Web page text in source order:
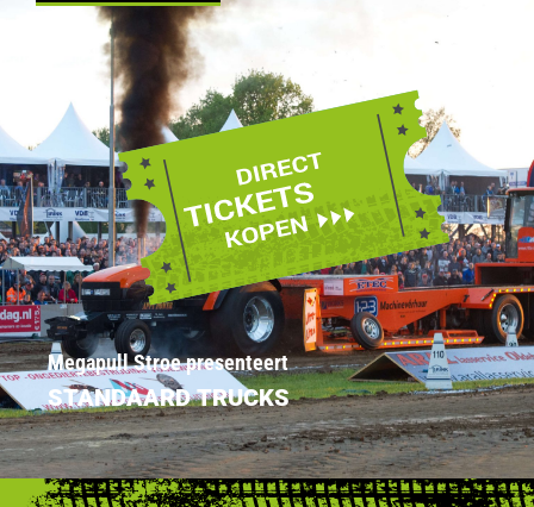
Megapull Stroe presenteert
STANDAARD TRUCKS